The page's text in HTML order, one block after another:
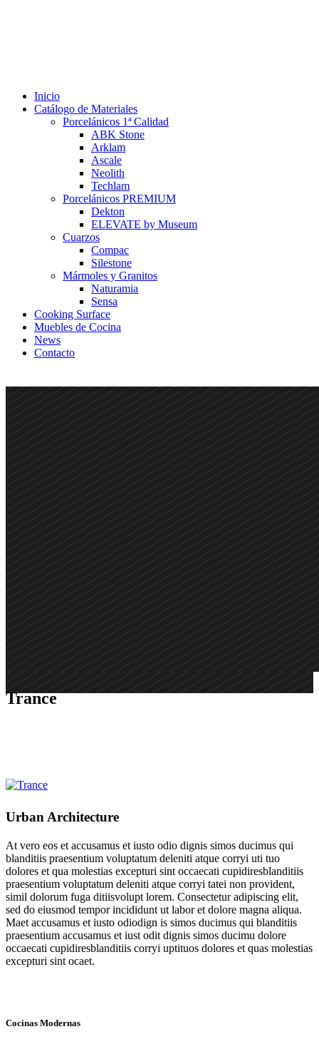
Inicio
Catálogo de Materiales
Porcelánicos 1ª Calidad
ABK Stone
Arklam
Ascale
Neolith
Techlam
Porcelánicos PREMIUM
Dekton
ELEVATE by Museum
Cuarzos
Compac
Silestone
Mármoles y Granitos
Naturamia
Sensa
Cooking Surface
Muebles de Cocina
News
Contacto
Trance
Urban Architecture
At vero eos et accusamus et iusto odio dignis simos ducimus qui
blanditiis praesentium voluptatum deleniti atque corryi uti tuo
dolores et qua molestias excepturi sint occaecati cupidiresblanditiis
praesentium voluptatum deleniti atque corryi tatei non provident,
simil dolorum fuga ditiisvolupt lorem. Consectetur adipiscing elit,
sed do eiusmod tempor incididunt ut labor et dolore magna aliqua.
Maet accusamus et iusto odiodign is simos ducimus qui blanditiis
praesentium accusamus et iust odit dignis simos ducimu dolore
occaecati cupidiresblanditiis corryi uptituos dolores et quas molestias
excepturi sint ocaet.
Cocinas Modernas